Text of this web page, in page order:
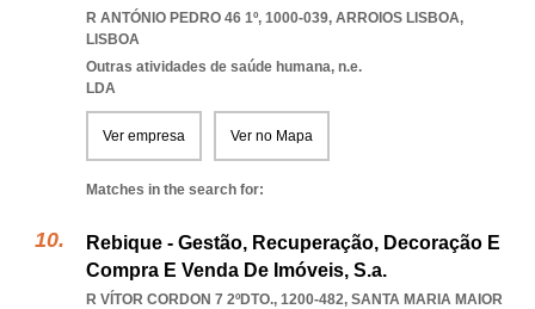
R ANTÓNIO PEDRO 46 1º, 1000-039, ARROIOS LISBOA,
LISBOA
Outras atividades de saúde humana, n.e.
LDA
Ver empresa Ver no Mapa
Matches in the search for:
Rebique - Gestão, Recuperação, Decoração E
Compra E Venda De Imóveis, S.a.
R VÍTOR CORDON 7 2ºDTO., 1200-482, SANTA MARIA MAIOR